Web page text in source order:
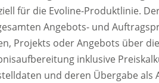
für die Evoline-Produktlinie.
Angebots- und
Projekts oder Angebots über
inklusive
und deren Übergabe als